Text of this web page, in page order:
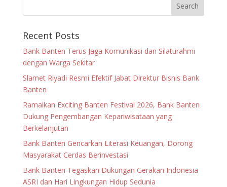
Recent Posts
Bank Banten Terus Jaga Komunikasi dan Silaturahmi
dengan Warga Sekitar
Slamet Riyadi Resmi Efektif Jabat Direktur Bisnis Bank
Banten
Ramaikan Exciting Banten Festival 2026, Bank Banten
Dukung Pengembangan Kepariwisataan yang
Berkelanjutan
Bank Banten Gencarkan Literasi Keuangan, Dorong
Masyarakat Cerdas Berinvestasi
Bank Banten Tegaskan Dukungan Gerakan Indonesia
ASRI dan Hari Lingkungan Hidup Sedunia